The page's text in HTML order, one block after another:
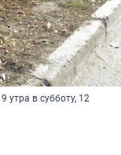
утра в субботу, 12